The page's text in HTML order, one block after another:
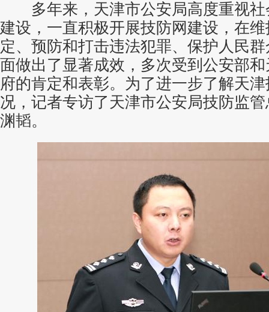
多年来，天津市公安局高度重视社
建设，一直积极开展技防网建设，在
定、预防和打击违法犯罪、保护人民
面做出了显著成效，多次受到公安部
府的肯定和表彰。为了进一步了解天
况，记者专访了天津市公安局技防监
渊韬。